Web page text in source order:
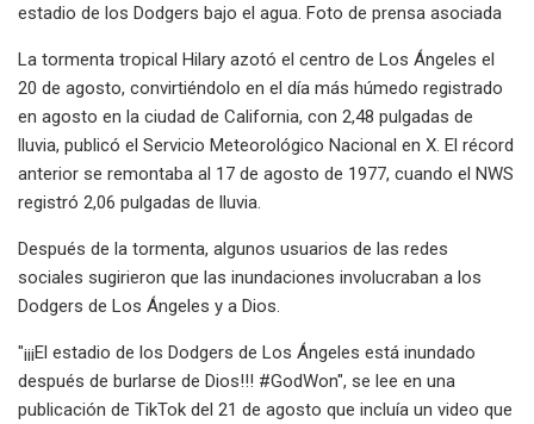
estadio de los Dodgers bajo el agua. Foto de prensa asociada
La tormenta tropical Hilary azotó el centro de Los Ángeles el
20 de agosto, convirtiéndolo en el día más húmedo registrado
en agosto en la ciudad de California, con 2,48 pulgadas de
lluvia, publicó el Servicio Meteorológico Nacional en X. El récord
anterior se remontaba al 17 de agosto de 1977, cuando el NWS
registró 2,06 pulgadas de lluvia.
Después de la tormenta, algunos usuarios de las redes
sociales sugirieron que las inundaciones involucraban a los
Dodgers de Los Ángeles y a Dios.
"¡¡¡El estadio de los Dodgers de Los Ángeles está inundado
después de burlarse de Dios!!! #GodWon", se lee en una
publicación de TikTok del 21 de agosto que incluía un video que